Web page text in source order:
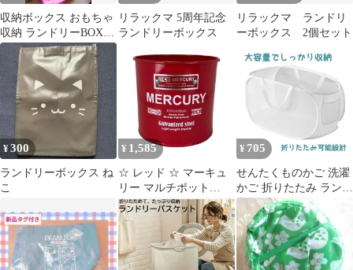
収納ボックス おもちゃ
収納 ランドリーBOX
収納
リラックマ 5周年記念
ランドリーボックス
リラックマ ランドリ
ーボックス 2個セット
¥300
ランドリーボックス ね
こ
¥ 1,585
☆ レッド ☆ マーキュ
リー マルチポット
MERCURY マーキュリ
ー マルチポット 収納ボ
ックス 収納 ボックス
ダストボックス ゴミ箱
ごみ箱 おもちゃ箱 マル
¥ 705
せんたくものかご 洗濯
かご 折りたたみ ランド
リー バスケット 大容量
洗濯物入れ 子供部屋 収
納 折りたたみランドリ
ーバスケット 横型 メッ
シュ 通気 収納ボックス